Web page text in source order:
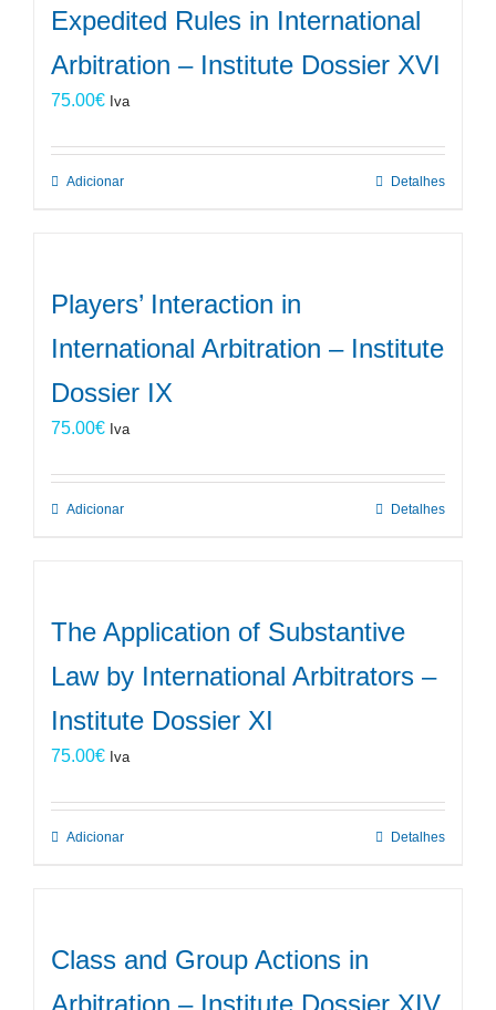
Expedited Rules in International
Arbitration – Institute Dossier XVI
75.00€ Iva
Adicionar Detalhes
Players’ Interaction in
International Arbitration – Institute
Dossier IX
75.00€ Iva
Adicionar Detalhes
The Application of Substantive
Law by International Arbitrators –
Institute Dossier XI
75.00€ Iva
Adicionar Detalhes
Class and Group Actions in
Arbitration – Institute Dossier XIV